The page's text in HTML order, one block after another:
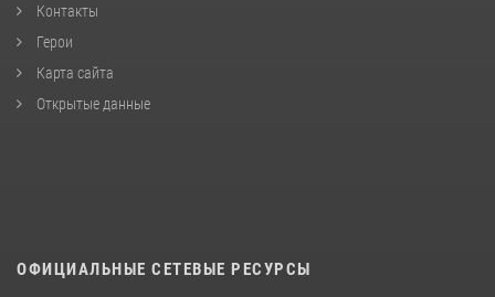
Контакты
Герои
Карта сайта
Открытые данные
ОФИЦИАЛЬНЫЕ СЕТЕВЫЕ РЕСУРСЫ